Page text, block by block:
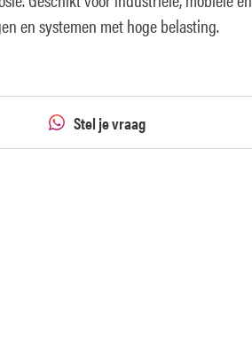
en systemen met hoge belasting.
Stel je vraag